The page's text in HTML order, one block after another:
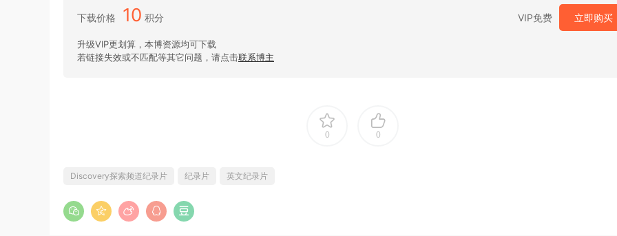
下载价格 10 积分 VIP免费 立即购买
升级VIP更划算，本博资源均可下载
若链接失效或不匹配等其它问题，请点击联系博主
0 0
Discovery探索频道纪录片 纪录片 英文纪录片